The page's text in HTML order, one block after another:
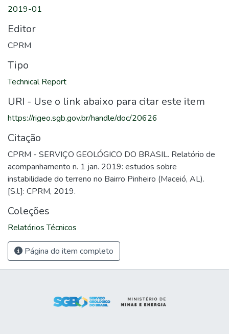
2019-01
Editor
CPRM
Tipo
Technical Report
URI - Use o link abaixo para citar este item
https://rigeo.sgb.gov.br/handle/doc/20626
Citação
CPRM - SERVIÇO GEOLÓGICO DO BRASIL. Relatório de
acompanhamento n. 1 jan. 2019: estudos sobre
instabilidade do terreno no Bairro Pinheiro (Maceió, AL).
[S.l.]: CPRM, 2019.
Coleções
Relatórios Técnicos
Página do item completo